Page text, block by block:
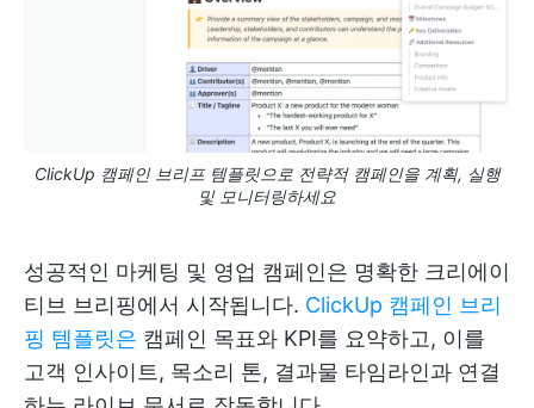
ClickUp 캠페인 브리프 템플릿으로 전략적 캠페인을 계획, 실행
및 모니터링하세요
성공적인 마케팅 및 영업 캠페인은 명확한 크리에이
티브 브리핑에서 시작됩니다. ClickUp 캠페인 브리
핑 템플릿은 캠페인 목표와 KPI를 요약하고, 이를
고객 인사이트, 목소리 톤, 결과물 타임라인과 연결